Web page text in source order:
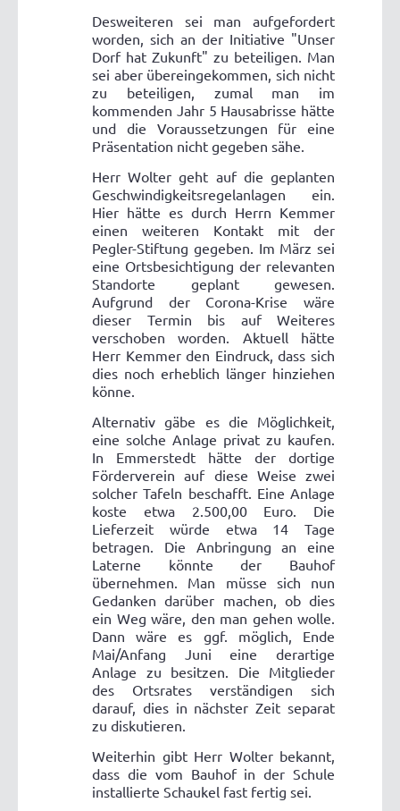
Desweiteren sei man aufgefordert
worden, sich an der Initiative "Unser
Dorf hat Zukunft" zu beteiligen. Man
sei aber übereingekommen, sich nicht
zu beteiligen, zumal man im
kommenden Jahr 5 Hausabrisse hätte
und die Voraussetzungen für eine
Präsentation nicht gegeben sähe.
Herr Wolter geht auf die geplanten
Geschwindigkeitsregelanlagen ein.
Hier hätte es durch Herrn Kemmer
einen weiteren Kontakt mit der
Pegler-Stiftung gegeben. Im März sei
eine Ortsbesichtigung der relevanten
Standorte geplant gewesen.
Aufgrund der Corona-Krise wäre
dieser Termin bis auf Weiteres
verschoben worden. Aktuell hätte
Herr Kemmer den Eindruck, dass sich
dies noch erheblich länger hinziehen
könne.
Alternativ gäbe es die Möglichkeit,
eine solche Anlage privat zu kaufen.
In Emmerstedt hätte der dortige
Förderverein auf diese Weise zwei
solcher Tafeln beschafft. Eine Anlage
koste etwa 2.500,00 Euro. Die
Lieferzeit würde etwa 14 Tage
betragen. Die Anbringung an eine
Laterne könnte der Bauhof
übernehmen. Man müsse sich nun
Gedanken darüber machen, ob dies
ein Weg wäre, den man gehen wolle.
Dann wäre es ggf. möglich, Ende
Mai/Anfang Juni eine derartige
Anlage zu besitzen. Die Mitglieder
des Ortsrates verständigen sich
darauf, dies in nächster Zeit separat
zu diskutieren.
Weiterhin gibt Herr Wolter bekannt,
dass die vom Bauhof in der Schule
installierte Schaukel fast fertig sei.